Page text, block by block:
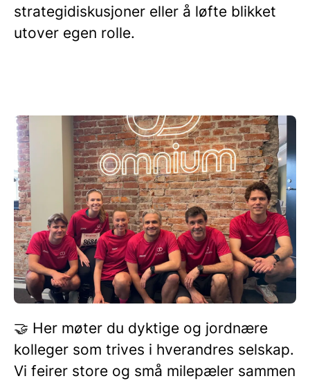
strategidiskusjoner eller å løfte blikket
utover egen rolle.
🤝 Her møter du dyktige og jordnære
kolleger som trives i hverandres selskap.
Vi feirer store og små milepæler sammen